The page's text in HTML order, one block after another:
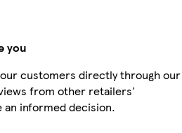
you
customers directly through our
from other retailers'
an informed decision.